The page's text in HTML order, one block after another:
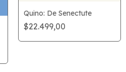
Quino: De Senectute
$22.499,00